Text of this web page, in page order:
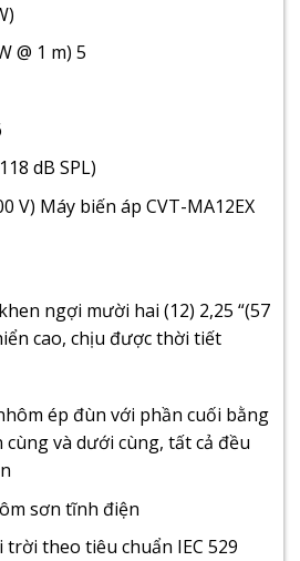
@ 1 m) 5
dB SPL)
V) Máy biến áp CVT-MA12EX
ngợi mười hai (12) 2,25 “(57
cao, chịu được thời tiết
ép đùn với phần cuối bằng
và dưới cùng, tất cả đều
sơn tĩnh điện
theo tiêu chuẩn IEC 529